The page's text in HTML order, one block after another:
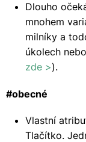
Dlouho
mnohem
milníky a
úkolech
zde >).
#obecné
Vlastní
Tlačítko.